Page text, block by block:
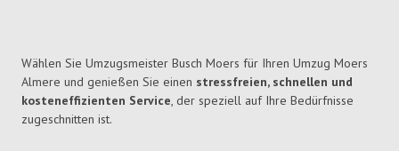
Wählen Sie Umzugsmeister Busch Moers für Ihren Umzug Moers
Almere und genießen Sie einen stressfreien, schnellen und
kosteneffizienten Service, der speziell auf Ihre Bedürfnisse
zugeschnitten ist.